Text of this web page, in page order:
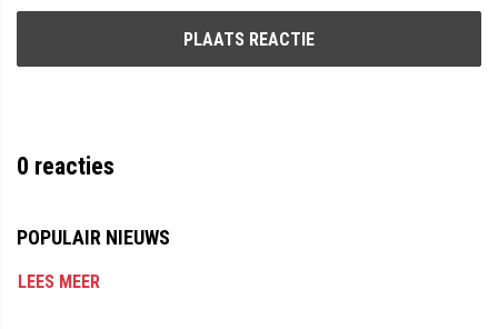
PLAATS REACTIE
0 reacties
POPULAIR NIEUWS
LEES MEER